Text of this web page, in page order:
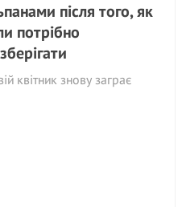
після того, як
потрібно
квітник знову заграє